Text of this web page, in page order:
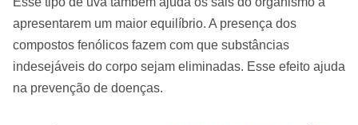
apresentarem um maior equilíbrio. A presença dos
compostos fenólicos fazem com que substâncias
indesejáveis do corpo sejam eliminadas. Esse efeito ajuda
na prevenção de doenças.